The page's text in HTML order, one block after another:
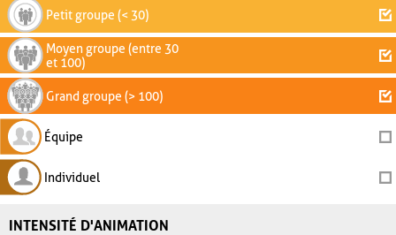
Petit groupe (< 30)
Moyen groupe (entre 30
et 100)
Grand groupe (> 100)
Équipe
Individuel
INTENSITÉ D'ANIMATION